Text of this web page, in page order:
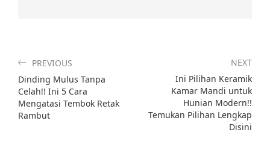
PREVIOUS
Dinding Mulus Tanpa
Celah!! Ini 5 Cara
Mengatasi Tembok Retak
Rambut
NEXT
Ini Pilihan Keramik
Kamar Mandi untuk
Hunian Modern!!
Temukan Pilihan Lengkap
Disini